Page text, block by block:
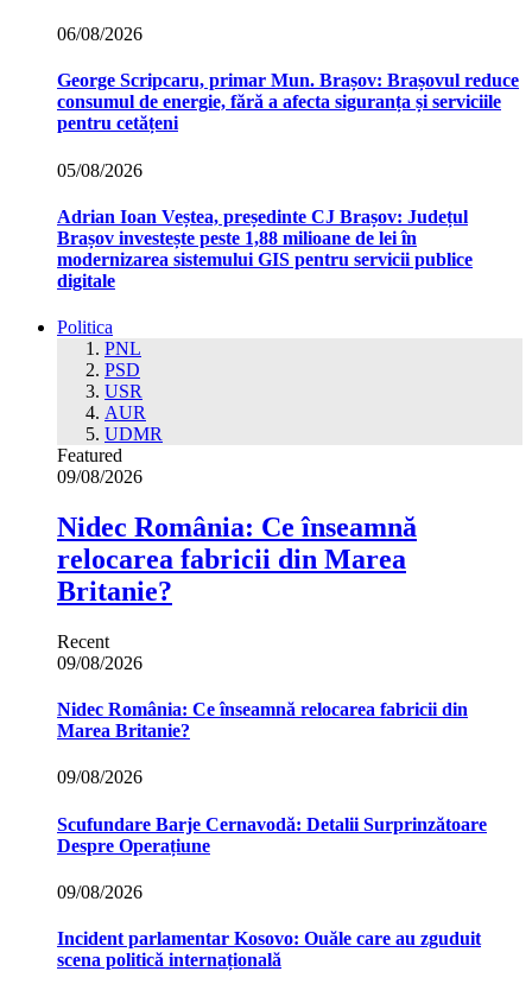
06/08/2026
George Scripcaru, primar Mun. Brașov: Brașovul reduce
consumul de energie, fără a afecta siguranța și serviciile
pentru cetățeni
05/08/2026
Adrian Ioan Veștea, președinte CJ Brașov: Județul
Brașov investește peste 1,88 milioane de lei în
modernizarea sistemului GIS pentru servicii publice
digitale
Politica
PNL
PSD
USR
AUR
UDMR
Featured
09/08/2026
Nidec România: Ce înseamnă
relocarea fabricii din Marea
Britanie?
Recent
09/08/2026
Nidec România: Ce înseamnă relocarea fabricii din
Marea Britanie?
09/08/2026
Scufundare Barje Cernavodă: Detalii Surprinzătoare
Despre Operațiune
09/08/2026
Incident parlamentar Kosovo: Ouăle care au zguduit
scena politică internațională